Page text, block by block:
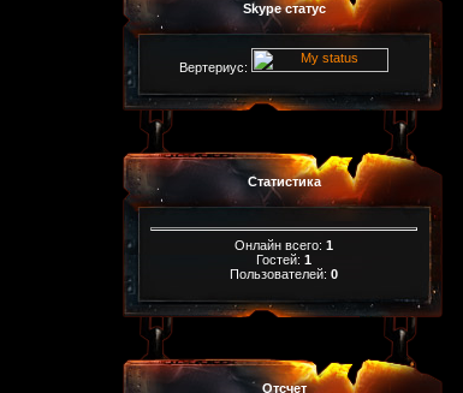
Skype статус
Вертериус:
Статистика
Онлайн всего: 1
Гостей: 1
Пользователей: 0
Отсчет